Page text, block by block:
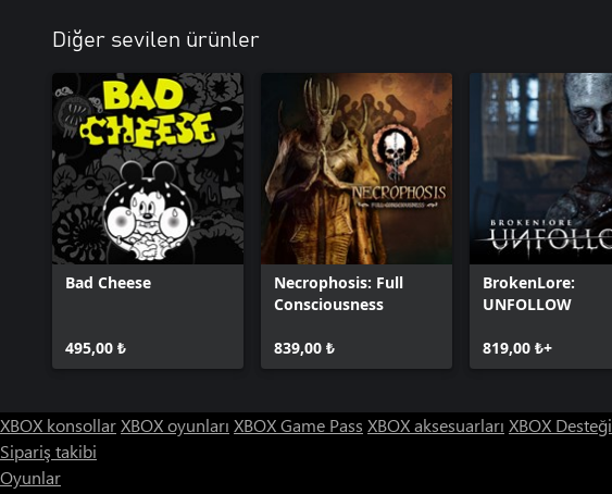
Diğer sevilen ürünler
Bad Cheese
495,00 ₺
Necrophosis: Full
Consciousness
839,00 ₺
BrokenLore:
UNFOLLOW
819,00 ₺+
XBOX konsollarXBOX oyunları XBOX Game Pass XBOX aksesuarları XBOX Desteği
Sipariş takibi
Oyunlar